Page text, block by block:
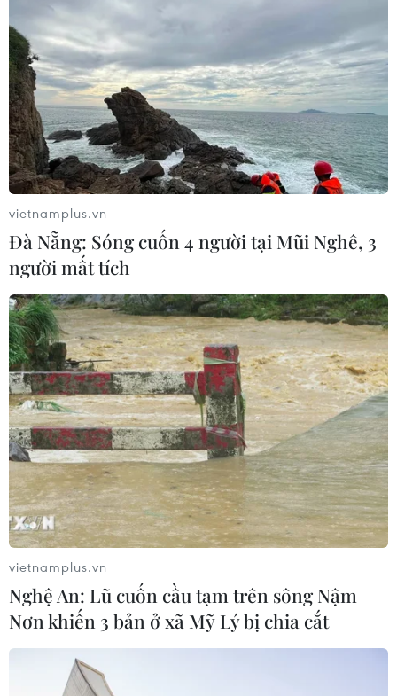
Giá xăng tăng kỷ lục, Nga cấm hoàn toàn
xuất khẩu xăng dầu đến hết tháng 8
29/07/2025 02:40
Lệnh cấm xuất khẩu xăng dầu có hiệu lực từ 30/7,
nhằm bảo vệ thị trường nội địa Nga giữa bối cảnh giá
xăng bán buôn tăng mạnh, nguồn cung thiếu hụt và
ngân sách nhà nước gặp khó khăn.
Thị trường dầu mỏ chịu áp lực về giá và
căng thẳng thương mại toàn cầu
28/07/2025 02:45
Việc Mỹ chưa đạt được thỏa thuận thương mại mới với
EU và Trung Quốc làm gia tăng quan ngại suy giảm
tăng trưởng kinh tế toàn cầu, kéo theo triển vọng tiêu thụ
vietnamplus.vn
Đà Nẵng: Sóng cuốn 4 người tại Mũi Nghê, 3
người mất tích
vietnamplus.vn
Nghệ An: Lũ cuốn cầu tạm trên sông Nậm
Nơn khiến 3 bản ở xã Mỹ Lý bị chia cắt